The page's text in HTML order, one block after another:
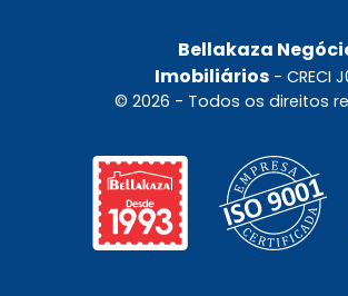
Bellakaza
Imobiliários- CRECI
© 2026 - Todos os direitos